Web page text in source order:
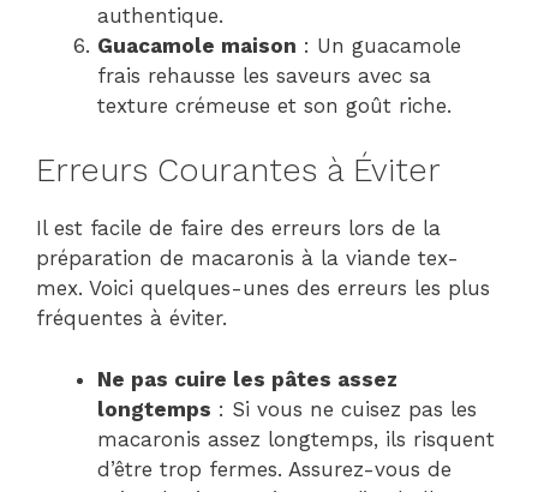
authentique.
Guacamole maison : Un guacamole
frais rehausse les saveurs avec sa
texture crémeuse et son goût riche.
Erreurs Courantes à Éviter
Il est facile de faire des erreurs lors de la
préparation de macaronis à la viande tex-
mex. Voici quelques-unes des erreurs les plus
fréquentes à éviter.
Ne pas cuire les pâtes assez
longtemps : Si vous ne cuisez pas les
macaronis assez longtemps, ils risquent
d’être trop fermes. Assurez-vous de